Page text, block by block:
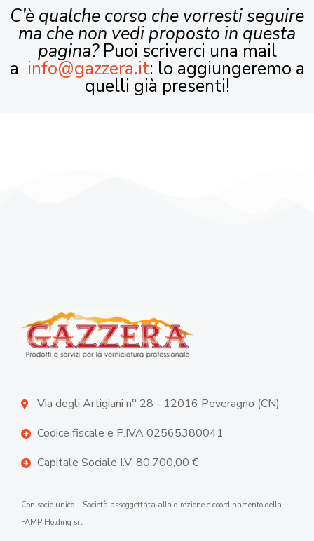
C’è qualche corso che vorresti seguire
ma che non vedi proposto in questa
pagina?Puoi scriverci una mail
a info@gazzera.it: lo aggiungeremo a
quelli già presenti!
Via degli Artigiani n° 28 - 12016 Peveragno (CN)
Codice fiscale e P.IVA 02565380041
Capitale Sociale I.V. 80.700,00 €
Con socio unico – Società assoggettata alla direzione e coordinamento della
FAMP Holding srl